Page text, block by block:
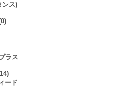
ンス)
ラス
ード